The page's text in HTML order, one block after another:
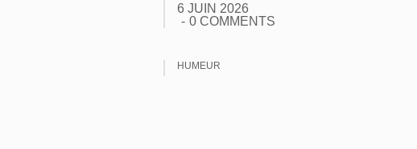
6 JUIN 2026
0 COMMENTS
HUMEUR